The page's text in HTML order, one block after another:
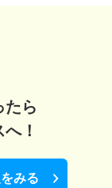
たら
！
みる